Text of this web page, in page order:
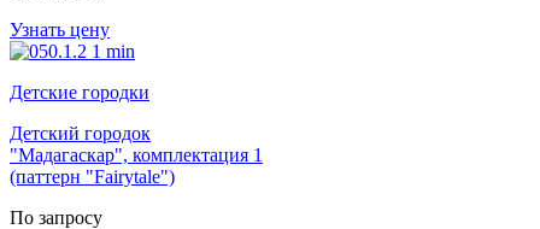
Узнать цену
Детские городки
Детский городок
"Мадагаскар", комплектация 1
(паттерн "Fairytale")
По запросу